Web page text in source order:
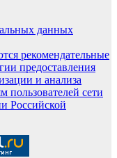
данных
рекомендательные
предоставления
и анализа
пользователей сети
Российской